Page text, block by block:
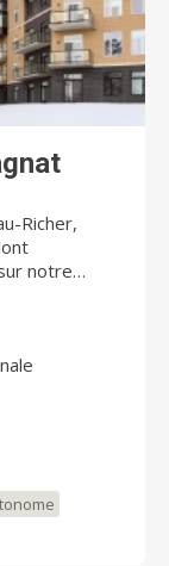
qui
Richer,
notre
vie
minutes
de
chaque
de vie
de